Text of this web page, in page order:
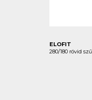
ELOFIT
280/180 rövid